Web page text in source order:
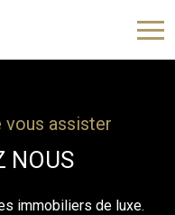
vous assister
NOUS
immobiliers de luxe.